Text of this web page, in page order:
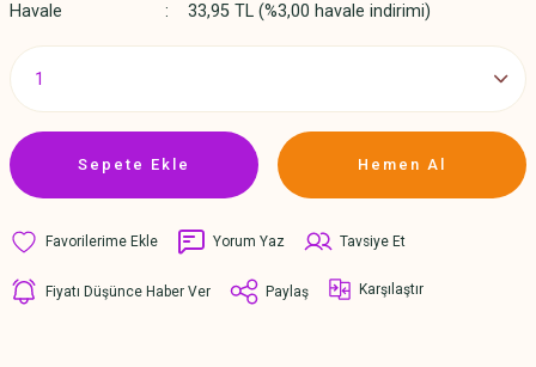
Havale
33,95 TL (%3,00 havale indirimi)
Sepete Ekle Hemen Al
Yorum Yaz Tavsiye Et
Fiyatı Düşünce Haber Ver Paylaş Karşılaştır